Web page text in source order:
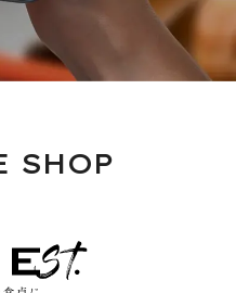
SHOP